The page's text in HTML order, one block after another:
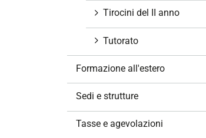
Tirocini del II anno
Tutorato
Formazione all'estero
Sedi e strutture
Tasse e agevolazioni